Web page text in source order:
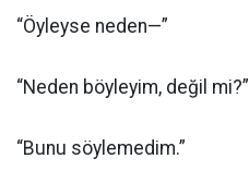
“Öyleyse neden—”
“Neden böyleyim, değil mi?”
“Bunu söylemedim.”